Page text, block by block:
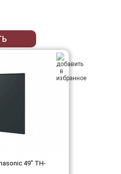
49" TH-